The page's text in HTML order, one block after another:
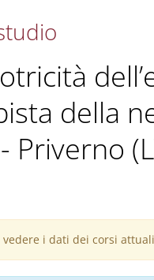
della
Priverno
i dati dei corsi